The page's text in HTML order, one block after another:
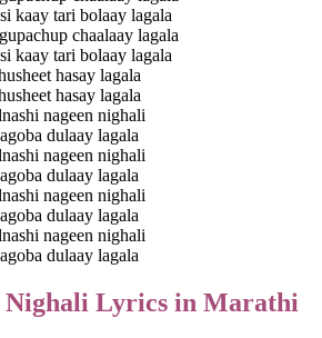
kaay tari bolaay lagala
chaalaay lagala
kaay tari bolaay lagala
hasay lagala
hasay lagala
nageen nighali
dulaay lagala
nageen nighali
dulaay lagala
nageen nighali
dulaay lagala
nageen nighali
dulaay lagala
Nighali Lyrics in Marathi